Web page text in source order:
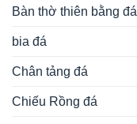
Bàn thờ thiên bằng đá
bia đá
Chân tảng đá
Chiếu Rồng đá